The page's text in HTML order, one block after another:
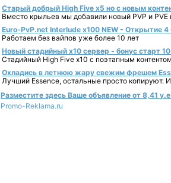
Старый добрый High Five x5 но с новым
Вместо крыльев мы добавили новый PVP и PVE
Euro-PvP.net Interlude х100 NEW - Открытие 4
Работаем без вайпов уже более 10 лет
Новый стадийный х10 сервер - бонус старт
Стадийный High Five x10 с поэтапным
Охладись в летнюю жару свежим фрешем
Лучший Essence, остальные просто копируют.
Разместите здесь Ваше объявление от 8,41
Promo-Reklama.ru